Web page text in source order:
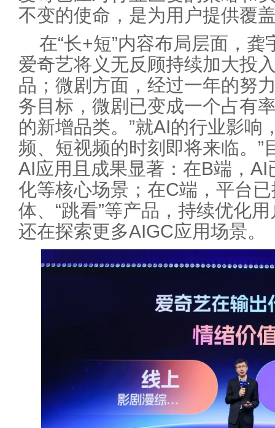
不变的使命，是为用户提供覆
在“长+短”内容布局层面，龚
爱奇艺将义无反顾持续加大投
品；微剧方面，经过一年的努
务目标，微剧已变成一个占有
的新增品类。”就AI的行业影响
频、短视频的时刻即将来临。”
AI应用且成果显著：在B端，
化等核心场景；在C端，平台已
体、“跳看”等产品，持续优化
还在探索更多AIGC应用场景。